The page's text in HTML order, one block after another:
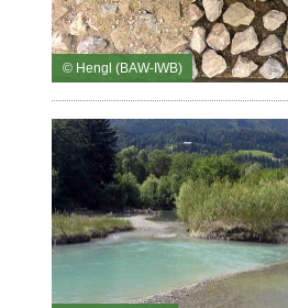
© Hengl (BAW-IWB)